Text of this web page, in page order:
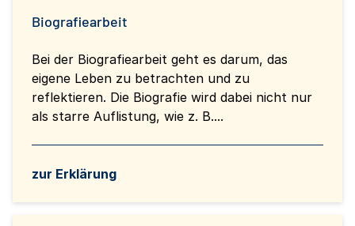
Biografiearbeit
Bei der Biografiearbeit geht es darum, das
eigene Leben zu betrachten und zu
reflektieren. Die Biografie wird dabei nicht nur
als starre Auflistung, wie z. B....
zur Erklärung